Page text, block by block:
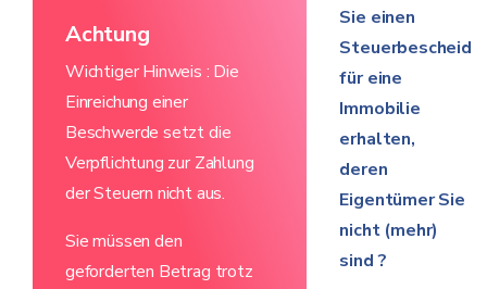
Achtung
Wichtiger Hinweis : Die
Einreichung einer
Beschwerde setzt die
Verpflichtung zur Zahlung
der Steuern nicht aus.
Sie müssen den
geforderten Betrag trotz
Sie einen
Steuerbescheid
für eine
Immobilie
erhalten,
deren
Eigentümer Sie
nicht (mehr)
sind ?